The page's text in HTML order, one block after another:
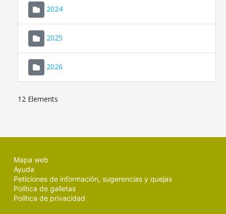
2024
2025
2026
12 Elements
Mapa web
Ayuda
Peticiones de información, sugerencias y quejas
Política de galletas
Política de privacidad